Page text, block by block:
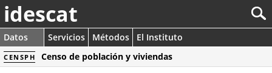
idescat
Datos Servicios Métodos El Instituto
CENSPH Censo de población y viviendas